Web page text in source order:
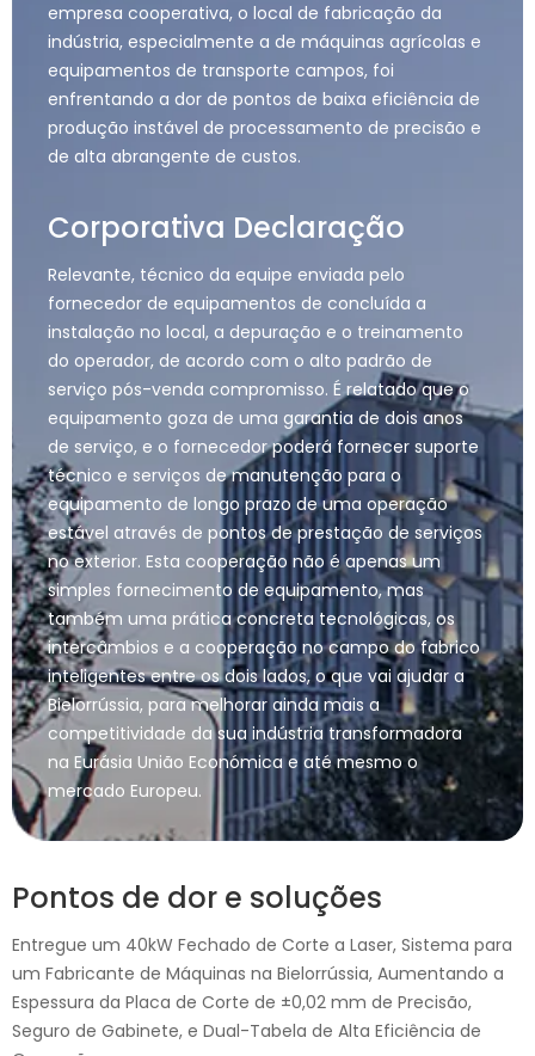
empresa cooperativa, o local de fabricação da
indústria, especialmente a de máquinas agrícolas e
equipamentos de transporte campos, foi
enfrentando a dor de pontos de baixa eficiência de
produção instável de processamento de precisão e
de alta abrangente de custos.
Corporativa Declaração
Relevante, técnico da equipe enviada pelo
fornecedor de equipamentos de concluída a
instalação no local, a depuração e o treinamento
do operador, de acordo com o alto padrão de
serviço pós-venda compromisso. É relatado que o
equipamento goza de uma garantia de dois anos
de serviço, e o fornecedor poderá fornecer suporte
técnico e serviços de manutenção para o
equipamento de longo prazo de uma operação
estável através de pontos de prestação de serviços
no exterior. Esta cooperação não é apenas um
simples fornecimento de equipamento, mas
também uma prática concreta tecnológicas, os
intercâmbios e a cooperação no campo do fabrico
inteligentes entre os dois lados, o que vai ajudar a
Bielorrússia, para melhorar ainda mais a
competitividade da sua indústria transformadora
na Eurásia União Económica e até mesmo o
mercado Europeu.
Pontos de dor e soluções
Entregue um 40kW Fechado de Corte a Laser, Sistema para
um Fabricante de Máquinas na Bielorrússia, Aumentando a
Espessura da Placa de Corte de ±0,02 mm de Precisão,
Seguro de Gabinete, e Dual-Tabela de Alta Eficiência de